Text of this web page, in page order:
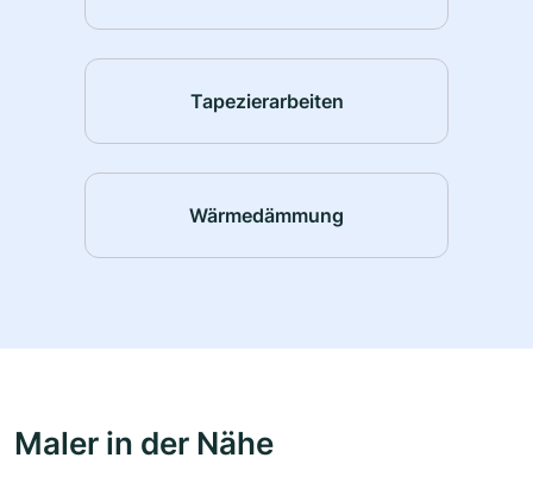
Tapezierarbeiten
Wärmedämmung
Maler in der Nähe